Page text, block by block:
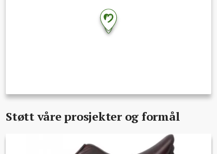
2
Støtt våre prosjekter og formål